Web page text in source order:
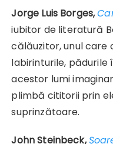
Jorge Luis Borges,
iubitor de literatură
călăuzitor, unul care
labirinturile,
acestor lumi
plimbă cititorii prin
suprinzătoare.
John Steinbeck,